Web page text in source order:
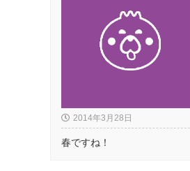
2014年3月28日
春ですね！